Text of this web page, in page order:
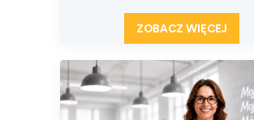
ZOBACZ WIĘCEJ